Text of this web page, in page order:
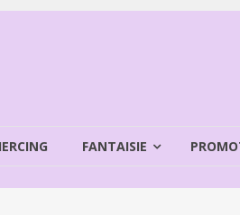
FANTAISIE